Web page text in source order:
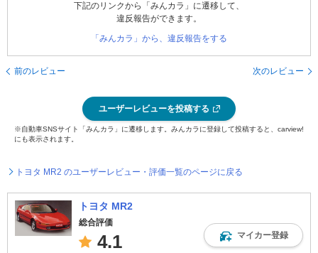
下記のリンクから「みんカラ」に遷移して、
違反報告ができます。
「みんカラ」から、違反報告をする
前のレビュー 次のレビュー
ユーザーレビューを投稿する
※自動車SNSサイト「みんカラ」に遷移します。みんカラに登録して投稿すると、carview!
にも表示されます。
トヨタ MR2 のユーザーレビュー・評価一覧のページに戻る
トヨタ MR2
総合評価
4.1 マイカー登録